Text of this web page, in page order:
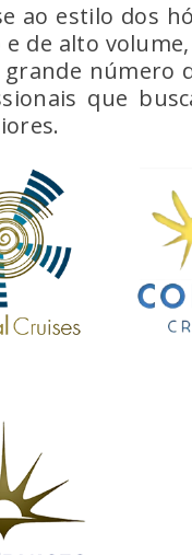
ao estilo dos
de alto
número
que